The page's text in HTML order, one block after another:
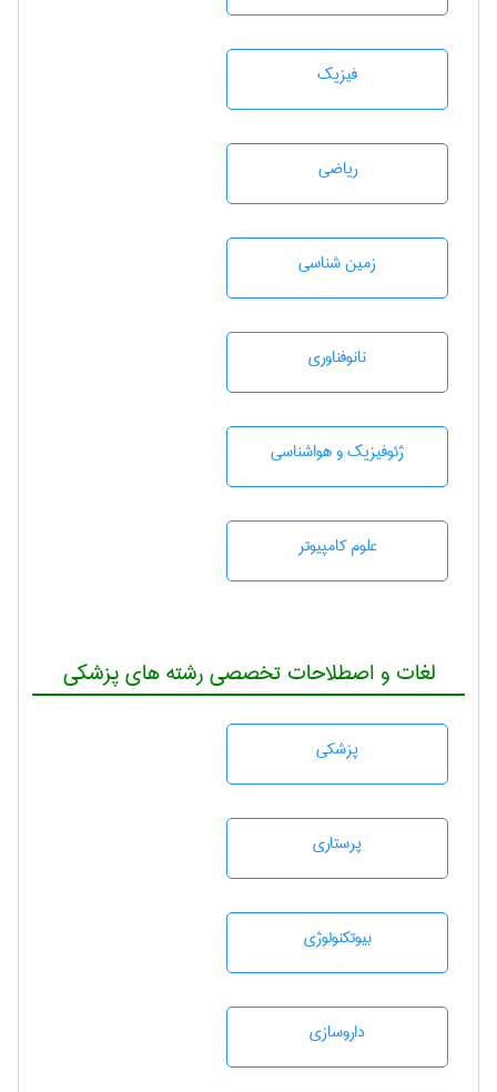
فیزیک
رياضی
زمين شناسی
نانوفناوری
ژئوفيزيك و هواشناسی
علوم کامپیوتر
لغات و اصطلاحات تخصصی رشته های پزشکی
پزشكی
پرستاری
بيوتكنولوژی
داروسازی